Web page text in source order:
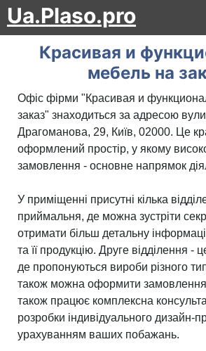
Ua.Plaso.pro
Красивая и
мебель на
Офіс фірми "Красивая и
заказ" знаходиться за адресою
Драгоманова, 29, Київ, 02000. Це
оформлений простір, у якому
замовлення - основне напрямок
У приміщенні присутні кілька
приймальня, де можна зустріти
отримати більш детальну
та її продукцію. Друге відділення -
де пропонуються вироби різного
також можна оформити
також працює комплексна
розробки індивідуального дизайн-
урахуванням ваших побажань.